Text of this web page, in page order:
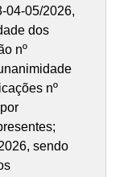
04-05/2026,
dos
nº
nº
sendo